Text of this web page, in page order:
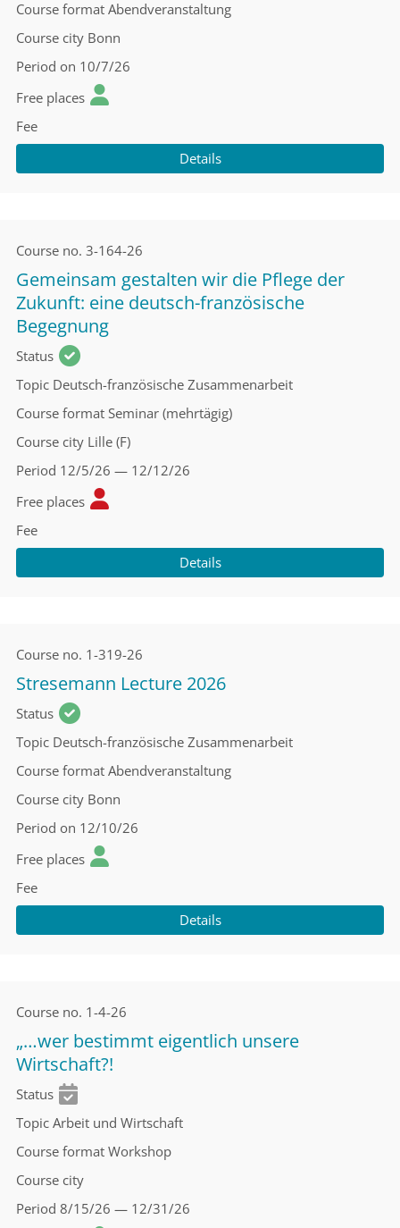
Course format Abendveranstaltung
Course city Bonn
Period on 10/7/26
Free places
Fee
Details
Course no. 3-164-26
Gemeinsam gestalten wir die Pflege der
Zukunft: eine deutsch-französische
Begegnung
Status
Topic Deutsch-französische Zusammenarbeit
Course format Seminar (mehrtägig)
Course city Lille (F)
Period 12/5/26 — 12/12/26
Free places
Fee
Details
Course no. 1-319-26
Stresemann Lecture 2026
Status
Topic Deutsch-französische Zusammenarbeit
Course format Abendveranstaltung
Course city Bonn
Period on 12/10/26
Free places
Fee
Details
Course no. 1-4-26
„…wer bestimmt eigentlich unsere
Wirtschaft?!
Status
Topic Arbeit und Wirtschaft
Course format Workshop
Course city
Period 8/15/26 — 12/31/26